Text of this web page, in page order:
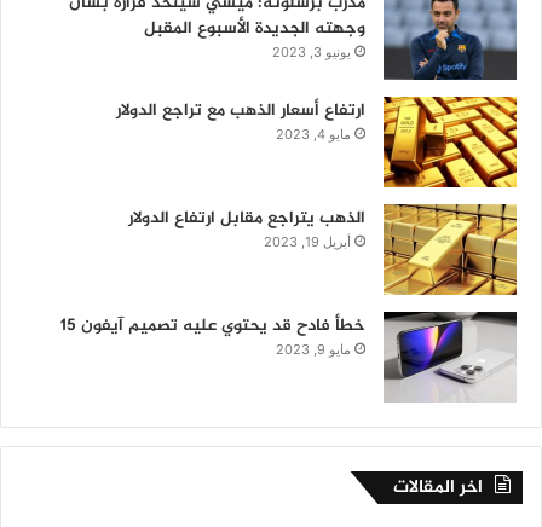
وجهته الجديدة الأسبوع المقبل
يونيو 3, 2023
ارتفاع أسعار الذهب مع تراجع الدولار
مايو 4, 2023
الذهب يتراجع مقابل ارتفاع الدولار
أبريل 19, 2023
خطأ فادح قد يحتوي عليه تصميم آيفون 15
مايو 9, 2023
اخر المقالات